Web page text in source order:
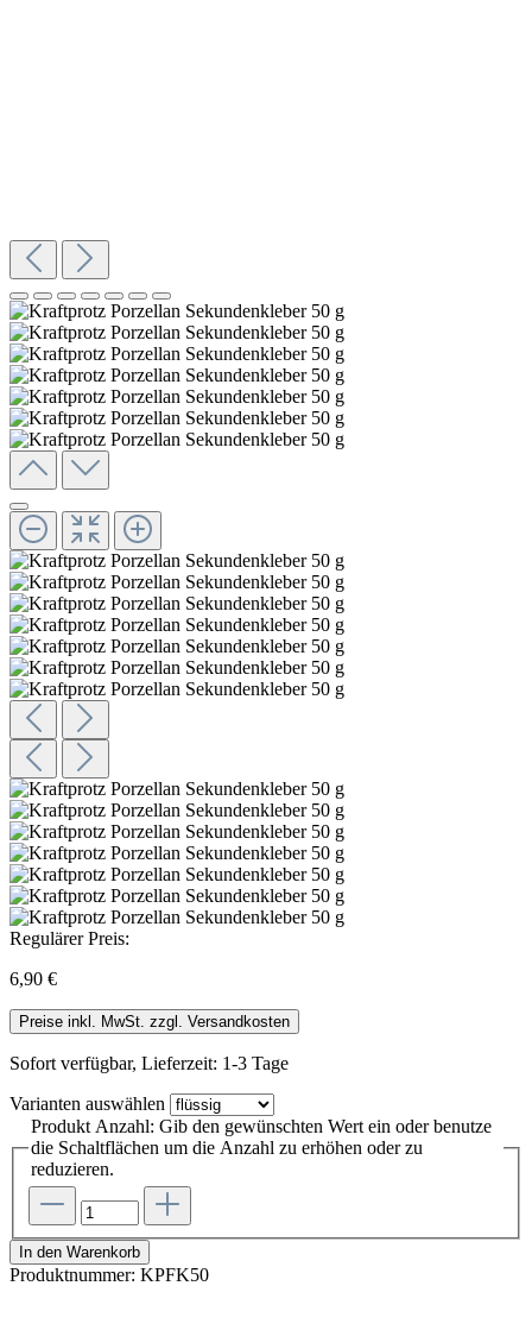
Regulärer Preis:
6,90 €
Preise inkl. MwSt. zzgl. Versandkosten
Sofort verfügbar, Lieferzeit: 1-3 Tage
Varianten auswählen
Produkt Anzahl: Gib den gewünschten Wert ein oder benutze
die Schaltflächen um die Anzahl zu erhöhen oder zu
reduzieren.
In den Warenkorb
Produktnummer: KPFK50